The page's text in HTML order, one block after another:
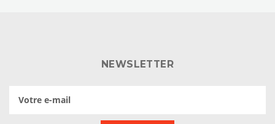
NEWSLETTER